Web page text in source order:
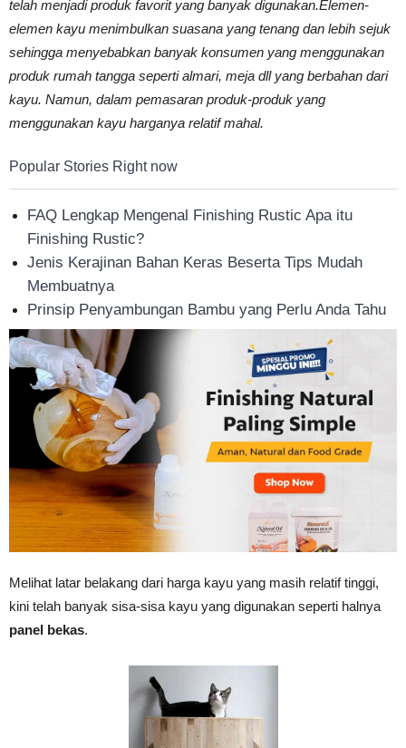
Kuat
&
Tahan
Lama
telah menjadi produk favorit yang banyak digunakan.Elemen-
elemen kayu menimbulkan suasana yang tenang dan lebih sejuk
sehingga menyebabkan banyak konsumen yang menggunakan
produk rumah tangga seperti almari, meja dll yang berbahan dari
kayu. Namun, dalam pemasaran produk-produk yang
menggunakan kayu harganya relatif mahal.
Popular Stories Right now
FAQ Lengkap Mengenal Finishing Rustic Apa itu
Finishing Rustic?
Jenis Kerajinan Bahan Keras Beserta Tips Mudah
Membuatnya
Prinsip Penyambungan Bambu yang Perlu Anda Tahu
Melihat latar belakang dari harga kayu yang masih relatif tinggi,
kini telah banyak sisa-sisa kayu yang digunakan seperti halnya
panel bekas.